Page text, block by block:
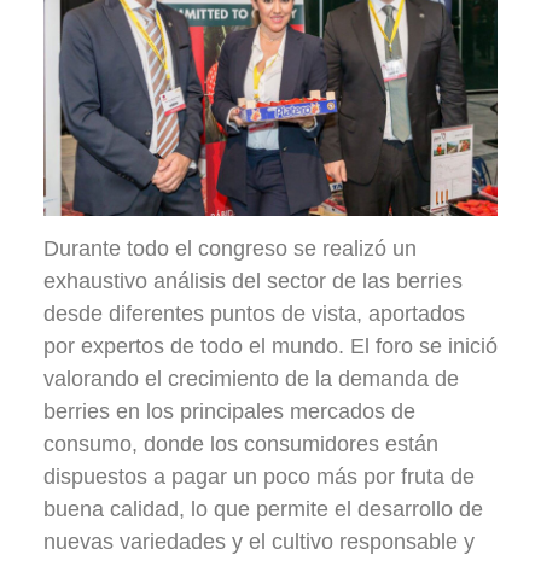
Durante todo el congreso se realizó un
exhaustivo análisis del sector de las berries
desde diferentes puntos de vista, aportados
por expertos de todo el mundo. El foro se inició
valorando el crecimiento de la demanda de
berries en los principales mercados de
consumo, donde los consumidores están
dispuestos a pagar un poco más por fruta de
buena calidad, lo que permite el desarrollo de
nuevas variedades y el cultivo responsable y